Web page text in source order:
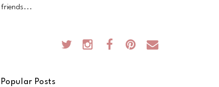
friends...
Popular Posts